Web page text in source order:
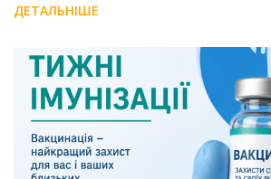
ДЕТАЛЬНІШЕ